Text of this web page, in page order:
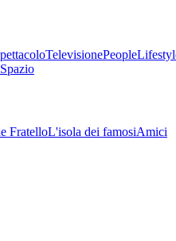
TelevisionePeople
Spazio
FratelloL'isola dei famosiAmici